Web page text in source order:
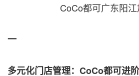
CoCo都可广东阳
一
多元化门店管理：CoCo都可进